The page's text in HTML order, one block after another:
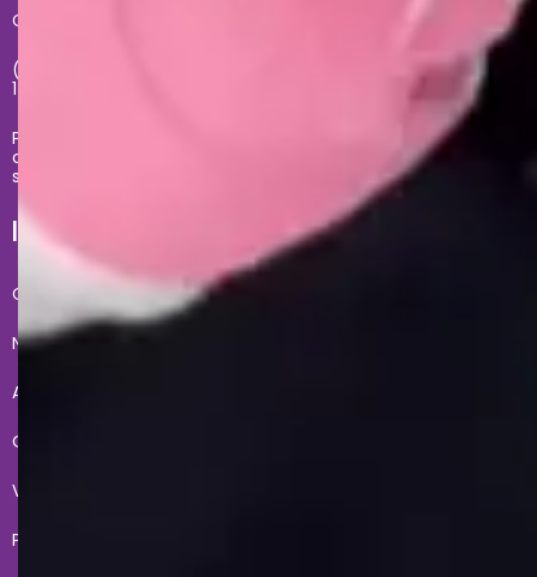
Central de atendimento exclusivo do site:
(11) 2681-4020 - Segunda à sexta das 09h até às
17h
Problemas com sua compra no site, entre em
contato com
sacecommerce@zonacriativa.com.br
INSTITUCIONAL E AJUDA
Conheça a gente
Nossas lojas
Acesso lojista
Quero revender
Vendas corporativas
Políticas de Privacidade